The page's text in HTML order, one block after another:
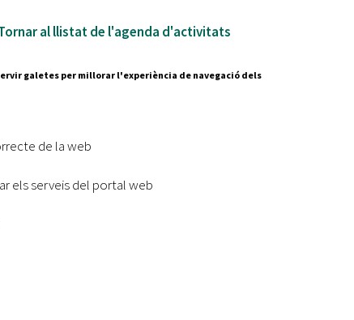
al llistat de l'agenda d'activitats
80 88 88
galetes per millorar l'experiència de navegació dels
de la web
els serveis del portal web